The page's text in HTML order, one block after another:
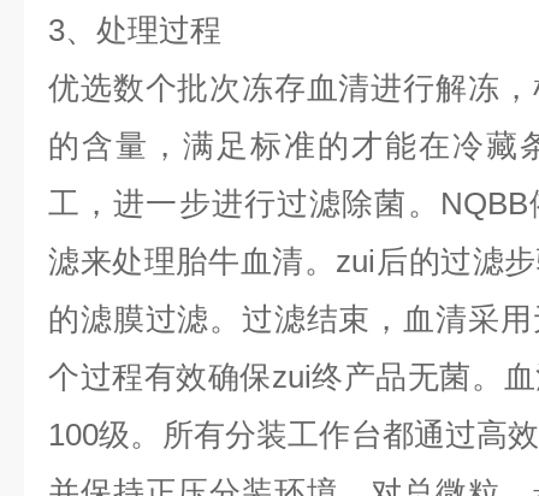
3、处理过程
优选数个批次冻存血清进行解冻
的含量，满足标准的才能在冷藏
工，进一步进行过滤除菌。
滤来处理胎牛血清。zui后的过滤
的滤膜过滤。过滤结束，血清采
个过程有效确保zui终产品无菌。
100级。所有分装工作台都通过高